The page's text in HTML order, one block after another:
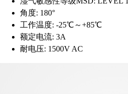
角度: 180°
工作温度: -25℃～+85℃
额定电流: 3A
耐电压: 1500V AC